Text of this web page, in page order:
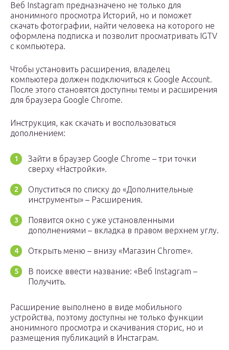
Веб Instagram предназначено не только для
анонимного просмотра Историй, но и поможет
скачать фотографии, найти человека на которого не
оформлена подписка и позволит просматривать IGTV
с компьютера.
Чтобы установить расширения, владелец
компьютера должен подключиться к Google Account.
После этого становятся доступны темы и расширения
для браузера Google Chrome.
Инструкция, как скачать и воспользоваться
дополнением:
Зайти в браузер Google Chrome – три точки
сверху «Настройки».
Опуститься по списку до «Дополнительные
инструменты» – Расширения.
Появится окно с уже установленными
дополнениями – вкладка в правом верхнем углу.
Открыть меню – внизу «Магазин Chrome».
В поиске ввести название: «Веб Instagram –
Получить.
Расширение выполнено в виде мобильного
устройства, поэтому доступны не только функции
анонимного просмотра и скачивания сторис, но и
размещения публикаций в Инстаграм.